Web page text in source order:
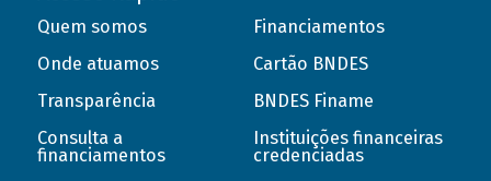
Quem somos
Onde atuamos
Transparência
Consulta a
financiamentos
Financiamentos
Cartão BNDES
BNDES Finame
Instituições financeiras
credenciadas